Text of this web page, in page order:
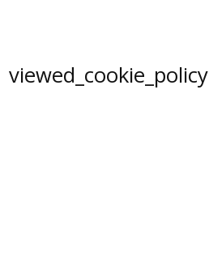
viewed_cookie_policy